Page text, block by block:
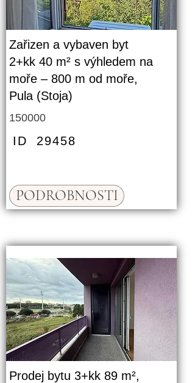
Zařizen a vybaven byt
2+kk 40 m² s výhledem na
moře – 800 m od moře,
Pula (Stoja)
150000
ID 29458
PODROBNOSTI
Prodej bytu 3+kk 89 m²,